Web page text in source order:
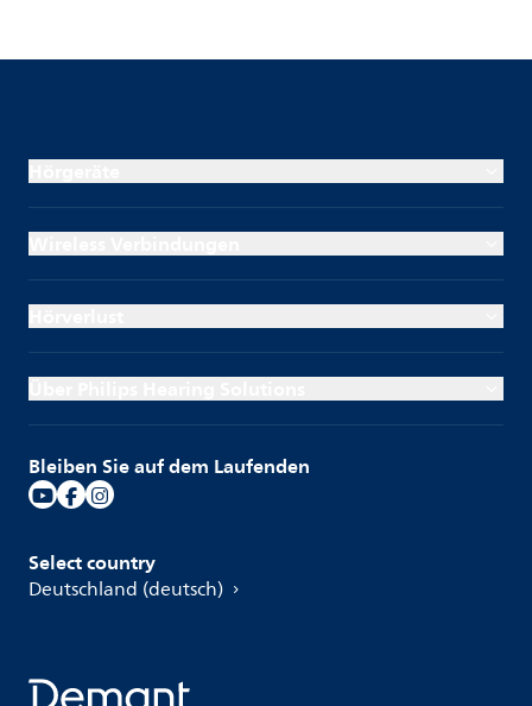
Bleiben Sie auf dem Laufenden
Select country
Deutschland (deutsch)